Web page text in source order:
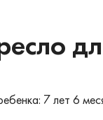
7 лет 6